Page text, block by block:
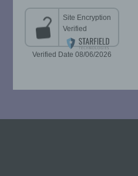
Unionsrecht oder
Mitgliedstaaten
h)